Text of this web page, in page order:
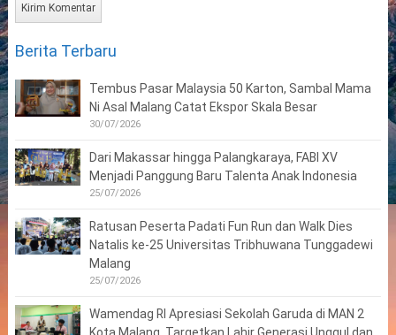
Berita Terbaru
Tembus Pasar Malaysia 50 Karton, Sambal Mama
Ni Asal Malang Catat Ekspor Skala Besar
30/07/2026
Dari Makassar hingga Palangkaraya, FABI XV
Menjadi Panggung Baru Talenta Anak Indonesia
25/07/2026
Ratusan Peserta Padati Fun Run dan Walk Dies
Natalis ke-25 Universitas Tribhuwana Tunggadewi
Malang
25/07/2026
Wamendag RI Apresiasi Sekolah Garuda di MAN 2